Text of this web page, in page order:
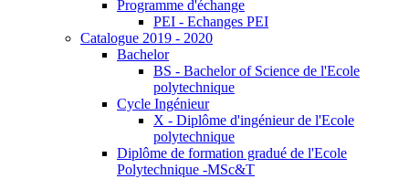
Programme d'échange
PEI - Echanges PEI
Catalogue 2019 - 2020
Bachelor
BS - Bachelor of Science de l'Ecole
polytechnique
Cycle Ingénieur
X - Diplôme d'ingénieur de l'Ecole
polytechnique
Diplôme de formation gradué de l'Ecole
Polytechnique -MSc&T